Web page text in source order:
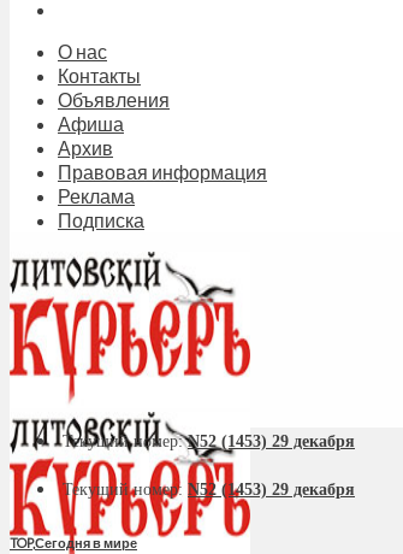
О нас
Контакты
Объявления
Афиша
Архив
Правовая информация
Реклама
Подписка
Текущий номер:N52 (1453) 29 декабря
Текущий номер: N52 (1453) 29 декабря
TOP,Сегодня в мире